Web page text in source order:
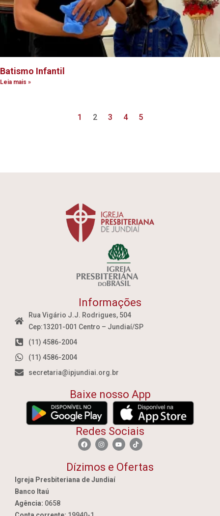
Batismo Infantil
Leia mais »
1 2 3 4 5
Informações
Rua Vigário J.J. Rodrigues, 504
Cep:13201-001 Centro – Jundiaí/SP
(11) 4586-2004
(11) 4586-2004
secretaria@ipjundiai.org.br
Baixe nosso App
Redes Sociais
Dízimos e Ofertas
Igreja Presbiteriana de Jundiaí
Banco Itaú
Agência: 0658